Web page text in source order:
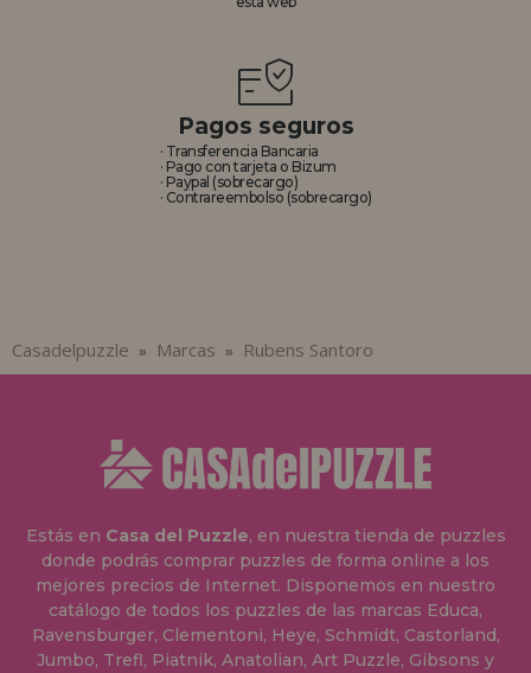
Pagos seguros
· Transferencia Bancaria
· Pago con tarjeta o Bizum
· Paypal (sobrecargo)
· Contrareembolso (sobrecargo)
Casadelpuzzle » Marcas » Rubens Santoro
Estás en Casa del Puzzle, en nuestra tienda de puzzles
donde podrás comprar puzzles de forma online a los
mejores precios de Internet. Disponemos en nuestro
catálogo de todos los puzzles de las marcas Educa,
Ravensburger, Clementoni, Heye, Schmidt, Castorland,
Jumbo, Trefl, Piatnik, Anatolian, Art Puzzle, Gibsons y